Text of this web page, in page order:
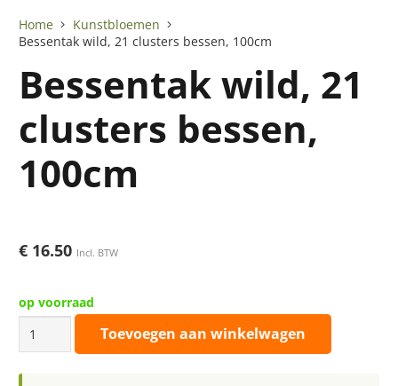
Home
Kunstbloemen
Bessentak wild, 21 clusters bessen, 100cm
Bessentak wild, 21
clusters bessen,
100cm
€ 16.50 Incl. BTW
op voorraad
Bessentak
wild,
21
Toevoegen aan winkelwagen